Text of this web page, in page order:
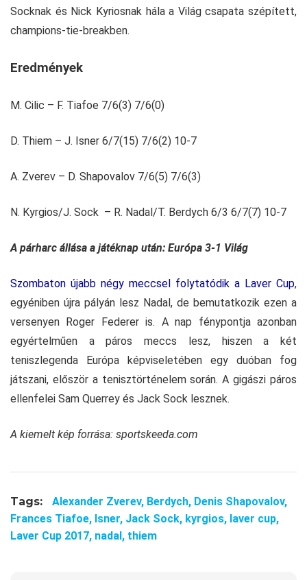
Socknak és Nick Kyriosnak hála a Világ csapata szépített,
champions-tie-breakben.
Eredmények
M. Cilic – F. Tiafoe 7/6(3) 7/6(0)
D. Thiem – J. Isner 6/7(15) 7/6(2) 10-7
A. Zverev – D. Shapovalov 7/6(5) 7/6(3)
N. Kyrgios/J. Sock – R. Nadal/T. Berdych 6/3 6/7(7) 10-7
A párharc állása a játéknap után: Európa 3-1 Világ
Szombaton újabb négy meccsel folytatódik a Laver Cup,
egyéniben újra pályán lesz Nadal, de bemutatkozik ezen a
versenyen Roger Federer is. A nap fénypontja azonban
egyértelműen a páros meccs lesz, hiszen a két
teniszlegenda Európa képviseletében egy duóban fog
játszani, először a tenisztörténelem során. A gigászi páros
ellenfelei Sam Querrey és Jack Sock lesznek.
A kiemelt kép forrása: sportskeeda.com
Tags: Alexander Zverev, Berdych, Denis Shapovalov,
Frances Tiafoe, Isner, Jack Sock, kyrgios, laver cup,
Laver Cup 2017, nadal, thiem